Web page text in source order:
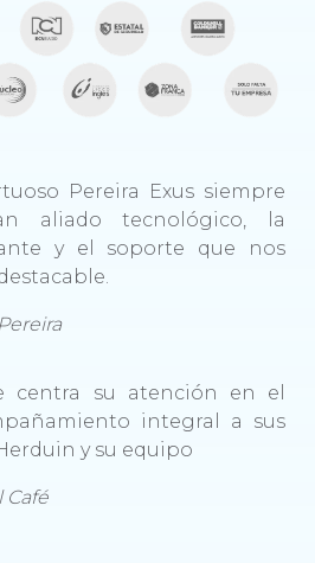
Pereira Exus siempre
aliado tecnológico, la
y el soporte que nos
centra su atención en el
integral a sus
y su equipo
Café